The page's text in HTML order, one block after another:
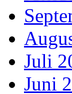
Juli
Juni